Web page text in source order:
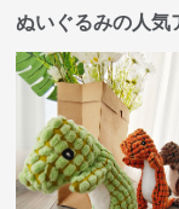
ぬいぐるみの人気